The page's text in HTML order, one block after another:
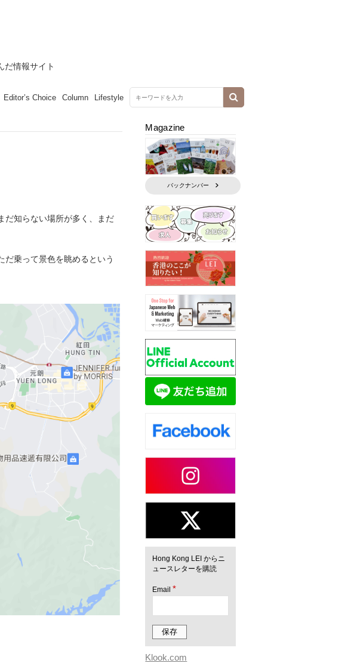
だ情報サイト
Editor’s Choice Column Lifestyle
だ知らない場所が多く、まだ
だ乗って景色を眺めるという
Magazine
バックナンバー
Hong Kong LEI からニ
ュースレターを購読
Email*
Klook.com